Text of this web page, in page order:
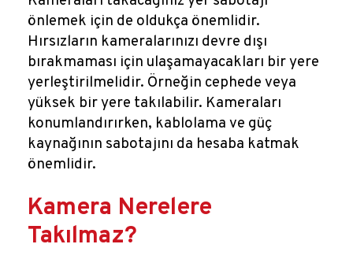
önlemek için de oldukça önemlidir.
Hırsızların kameralarınızı devre dışı
bırakmaması için ulaşamayacakları bir yere
yerleştirilmelidir. Örneğin cephede veya
yüksek bir yere takılabilir. Kameraları
konumlandırırken, kablolama ve güç
kaynağının sabotajını da hesaba katmak
önemlidir.
Kamera Nerelere
Takılmaz?